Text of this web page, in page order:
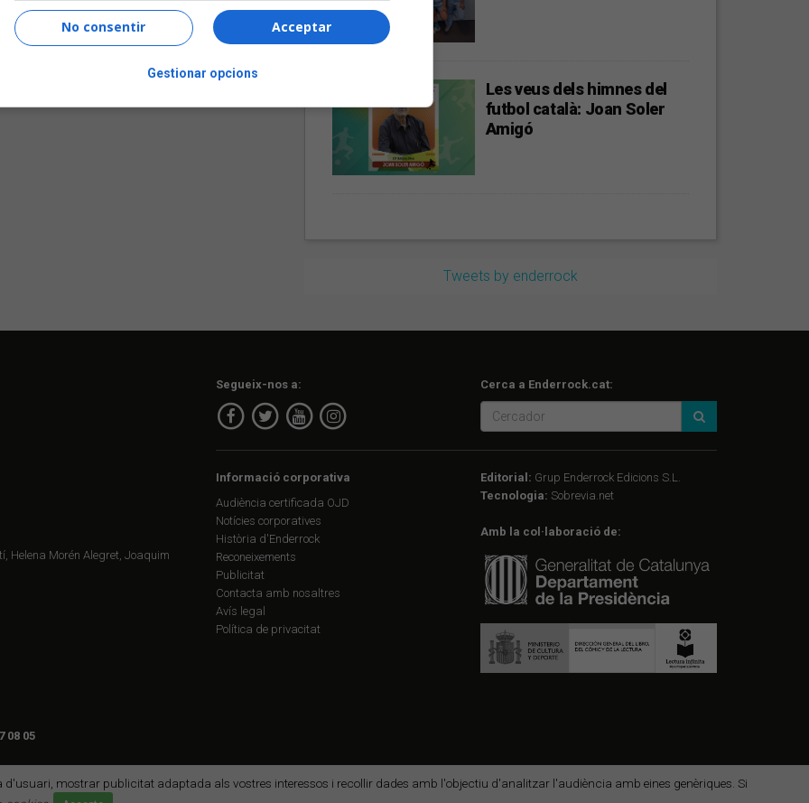
d'usuari, mostrar publicitat adaptada als vostres interessos i recollir dades amb l'objectiu d'analitzar l'audiència amb eines genèriques. Si
Les veus dels himnes del
futbol català: Joan Soler
Amigó
Tweets by enderrock
Helena Morén Alegret, Joaquim
08 05
Segueix-nos a: Cerca a Enderrock.cat:
Informació corporativa
Audiència certificada OJD
Notícies corporatives
Història d'Enderrock
Reconeixements
Publicitat
Contacta amb nosaltres
Avís legal
Política de privacitat
Editorial: Grup Enderrock Edicions S.L.
Tecnologia: Sobrevia.net
Amb la col·laboració de:
Acceptar
No consentir
Gestionar opcions